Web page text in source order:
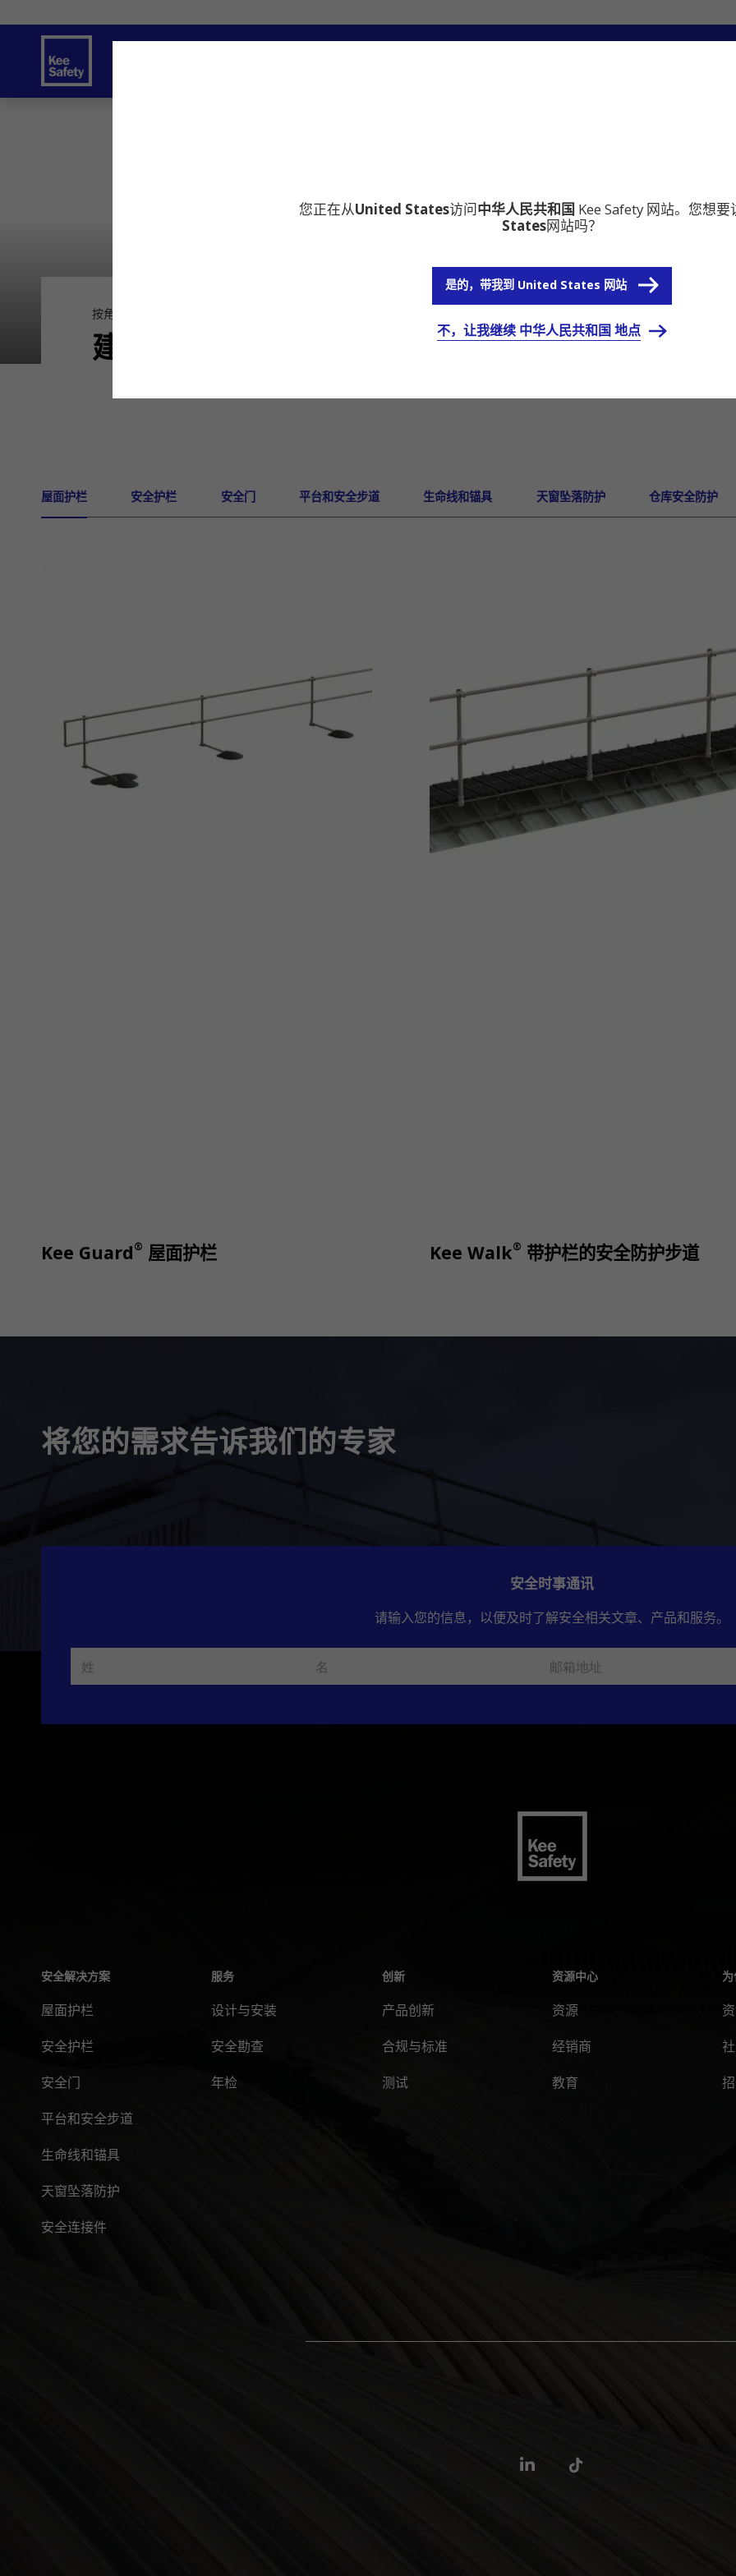
您正在从United States访问中华人民共和国 Kee Safety 网站。您想要
States网站吗？
是的，带我到 United States 网站
不，让我继续 中华人民共和国 地点
按角色
建筑师
屋面护栏 安全护栏 安全门 平台和安全步道 生命线和锚具 天窗坠落防护 仓库安全防护
Kee Guard® 屋面护栏 Kee Walk® 带护栏的安全防护步道
将您的需求告诉我们的专家
安全时事通讯
请输入您的信息，以便及时了解安全相关文章、产品和服务。
安全解决方案
屋面护栏
安全护栏
安全门
平台和安全步道
生命线和锚具
天窗坠落防护
安全连接件
服务
设计与安装
安全勘查
年检
创新
产品创新
合规与标准
测试
资源中心
资源
经销商
教育